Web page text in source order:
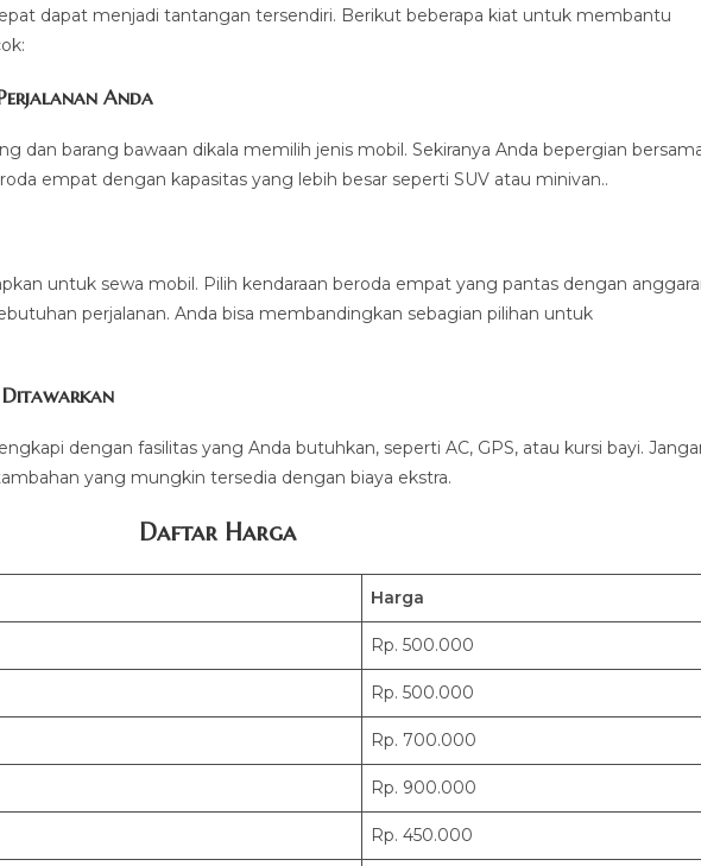
dapat menjadi tantangan tersendiri. Berikut beberapa kiat untuk membantu
Anda
dan barang bawaan dikala memilih jenis mobil. Sekiranya Anda bepergian
empat dengan kapasitas yang lebih besar seperti SUV atau minivan..
untuk sewa mobil. Pilih kendaraan beroda empat yang pantas dengan
perjalanan. Anda bisa membandingkan sebagian pilihan untuk
Ditawarkan
dengan fasilitas yang Anda butuhkan, seperti AC, GPS, atau kursi bayi.
yang mungkin tersedia dengan biaya ekstra.
Daftar Harga
Harga
Rp. 500.000
Rp. 500.000
Rp. 700.000
Rp. 900.000
Rp. 450.000